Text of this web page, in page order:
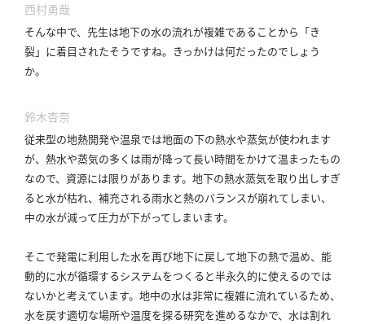
西村勇哉
そんな中で、先生は地下の水の流れが複雑であることから「き
裂」に着目されたそうですね。 きっかけは何だったのでしょう
か。
鈴木杏奈
従来型の地熱開発や温泉では地面の下の熱水や蒸気が使われます
が、熱水や蒸気の多くは雨が降って長い時間をかけて温まったもの
なので、資源には限りがあります。 地下の熱水蒸気を取り出しすぎ
ると水が枯れ、補充される雨水と熱のバランスが崩れてしまい、
中の水が減って圧力が下がってしまいます。
そこで発電に利用した水を再び地下に戻して地下の熱で温め、能
動的に水が循環するシステムをつくると半永久的に使えるのでは
ないかと考えています。 地中の水は非常に複雑に流れているため、
水を戻す適切な場所や温度を探る研究を進めるなかで、水は割れ